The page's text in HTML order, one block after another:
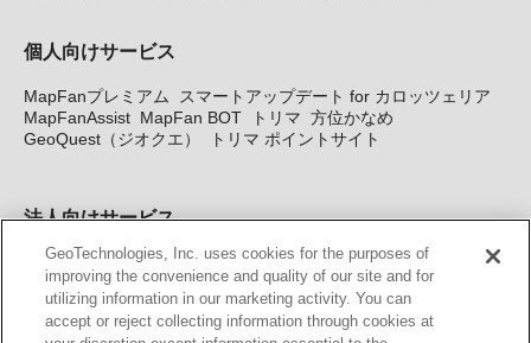
個人向けサービス
MapFanプレミアム
スマートアップデート for カロッツェリア
MapFanAssist MapFan BOT トリマ 方位かなめ
GeoQuest（ジオクエ）
トリマ ポイントサイト
法人向けサービス
法人向け地図・位置情報サービス WEBサイト・システム向け地
図API Windows PC向け地図開発キット MapFan DB 住所確認
サービス
MAP WORLD+ トリマ広告 Geo-Research
GeoTechnologies, Inc. uses cookies for the purposes of
improving the convenience and quality of our site and for
utilizing information in our marketing activity. You can
accept or reject collecting information through cookies at